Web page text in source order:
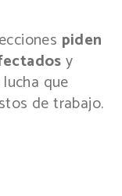
piden
y
que
de trabajo.